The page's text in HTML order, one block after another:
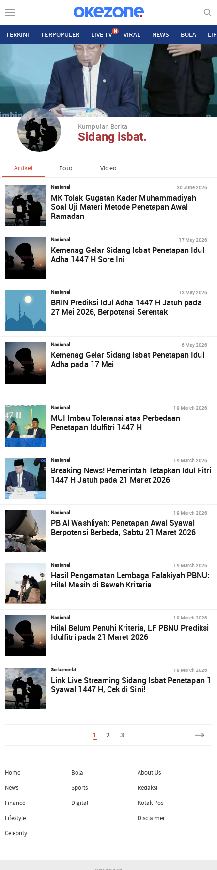
TERKINI TERPOPULER LIVE TV N VIRAL NEWS BOLA
Kumpulan Berita
Sidang isbat.
Artikel Foto Video
Nasional 30 June 2026
MK Tolak Gugatan Kader Muhammadiyah
Soal Uji Materi Metode Penetapan Awal
Ramadan
Nasional 17 May 2026
Kemenag Gelar Sidang Isbat Penetapan Idul
Adha 1447 H Sore Ini
Nasional 13 May 2026
BRIN Prediksi Idul Adha 1447 H Jatuh pada
27 Mei 2026, Berpotensi Serentak
Nasional 6 May 2026
Kemenag Gelar Sidang Isbat Penetapan Idul
Adha pada 17 Mei
Nasional 19 March 2026
MUI Imbau Toleransi atas Perbedaan
Penetapan Idulfitri 1447 H
Nasional 19 March 2026
Breaking News! Pemerintah Tetapkan Idul Fitri
1447 H Jatuh pada 21 Maret 2026
Nasional 19 March 2026
PB Al Washliyah: Penetapan Awal Syawal
Berpotensi Berbeda, Sabtu 21 Maret 2026
Nasional 19 March 2026
Hasil Pengamatan Lembaga Falakiyah PBNU:
Hilal Masih di Bawah Kriteria
Nasional 19 March 2026
Hilal Belum Penuhi Kriteria, LF PBNU Prediksi
Idulfitri pada 21 Maret 2026
Serba-serbi 19 March 2026
Link Live Streaming Sidang Isbat Penetapan 1
Syawal 1447 H, Cek di Sini!
1 2 3
Home
News
Finance
Lifestyle
Celebrity
Bola
Sports
Digital
About Us
Redaksi
Kotak Pos
Disclaimer